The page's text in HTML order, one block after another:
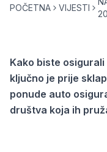
POČETNA VIJESTI
Kako biste
ključno je prije
ponude auto
društva koja ih